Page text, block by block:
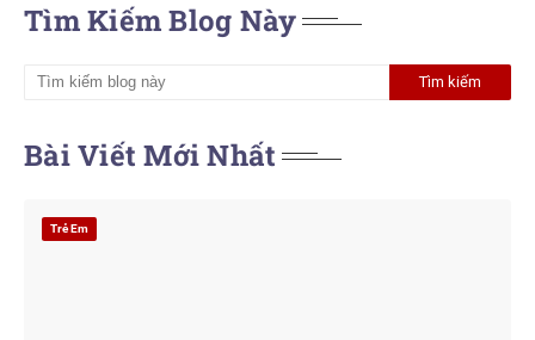
Tìm Kiếm Blog Này
Bài Viết Mới Nhất
Trẻ Em